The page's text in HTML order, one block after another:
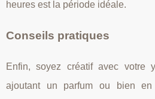
heures est la période idéale.
Conseils pratiques
Enfin, soyez créatif avec votre
ajoutant un parfum ou bien